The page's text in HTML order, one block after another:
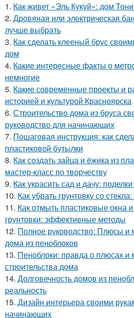
1. Как живет «Эль Кукуй»: дом
2. Дровяная или электрическая
лучше выбрать
3. Как сделать клееный брус
дом
4. Какие интересные факты о
немногие
5. Какие современные проекты и
историей и культурой Красноярска
6. Строительство дома из бруса
руководство для начинающих
7. Пошаговая инструкция: как
пластиковой бутылки
8. Как создать зайца и ёжика из
мастер-класс по творчеству
9. Как украсить сад и дачу:
10. Как убрать грунтовку со
11. Как отмыть пластиковые окна
грунтовки: эффективные методы
12. Полное руководство: Плюсы и
дома из пеноблоков
13. Пеноблоки: правда о плюсах и
строительства дома
14. Долговечность домов из
реальность
15. Дизайн интерьера своими
начинающих